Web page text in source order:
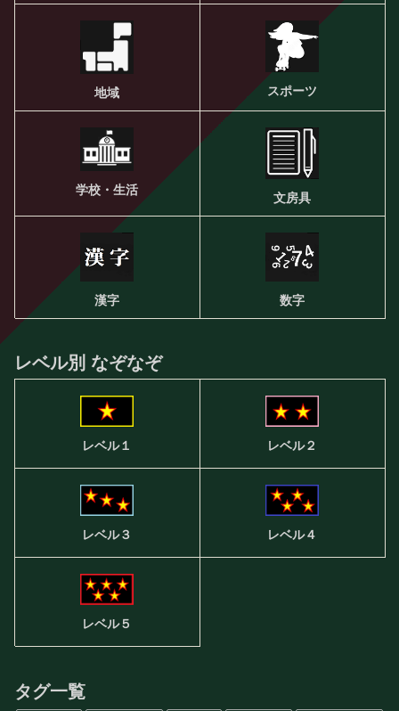
地域 スポーツ
学校・生活
文房具
漢字 数字
レベル別 なぞなぞ
レベル１ レベル２
レベル３ レベル４
レベル５
タグ一覧